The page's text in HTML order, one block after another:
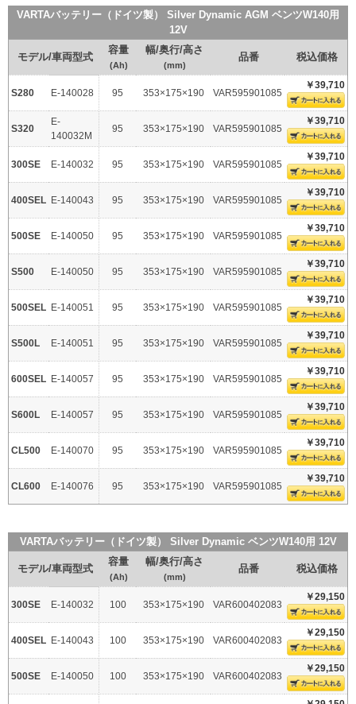
VARTAバッテリー（ドイツ製） Silver Dynamic AGM ベンツW140用
12V
モデル/車両型式
容量
(Ah)
幅/奥行/高さ
(mm)
品番 税込価格
S280 E-140028 95 353×175×190 VAR595901085
￥39,710
S320
E-
140032M
95 353×175×190 VAR595901085
￥39,710
300SE E-140032 95 353×175×190 VAR595901085
￥39,710
400SEL E-140043 95 353×175×190 VAR595901085
￥39,710
500SE E-140050 95 353×175×190 VAR595901085
￥39,710
S500 E-140050 95 353×175×190 VAR595901085
￥39,710
500SEL E-140051 95 353×175×190 VAR595901085
￥39,710
S500L E-140051 95 353×175×190 VAR595901085
￥39,710
600SEL E-140057 95 353×175×190 VAR595901085
￥39,710
S600L E-140057 95 353×175×190 VAR595901085
￥39,710
CL500 E-140070 95 353×175×190 VAR595901085
￥39,710
CL600 E-140076 95 353×175×190 VAR595901085
￥39,710
VARTAバッテリー（ドイツ製） Silver Dynamic ベンツW140用 12V
モデル/車両型式
容量
(Ah)
幅/奥行/高さ
(mm)
品番 税込価格
300SE E-140032 100 353×175×190 VAR600402083
￥29,150
400SEL E-140043 100 353×175×190 VAR600402083
￥29,150
500SE E-140050 100 353×175×190 VAR600402083
￥29,150